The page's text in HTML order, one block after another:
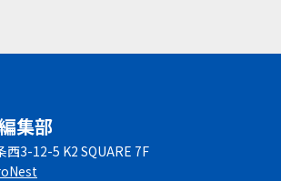
集部
西3-12-5 K2 SQUARE 7F